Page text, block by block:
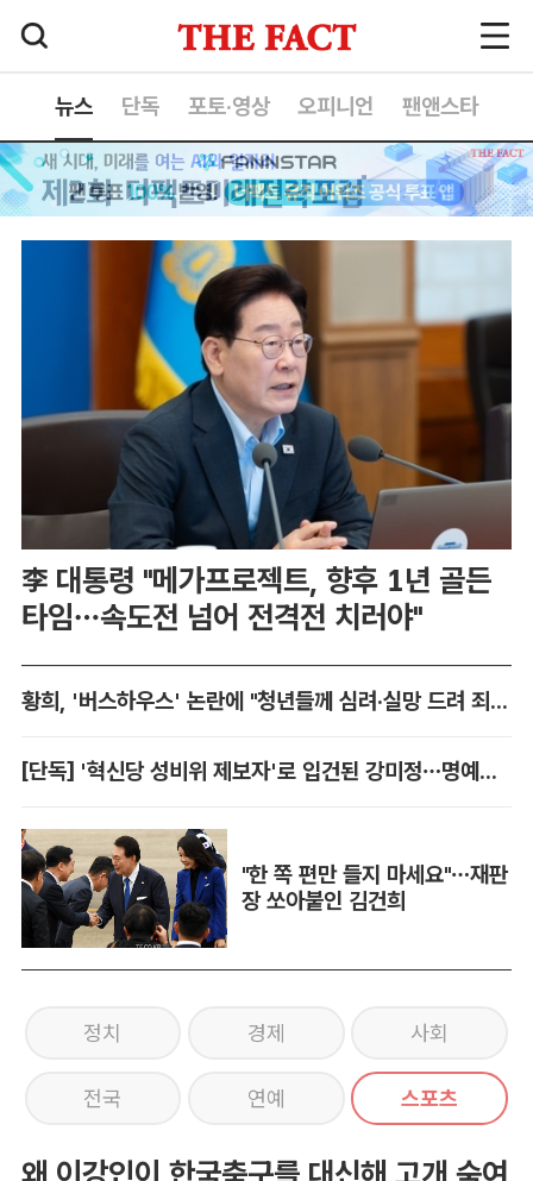
뉴스 단독 포토·영상 오피니언 팬앤스타
李 대통령 "메가프로젝트, 향후 1년 골든
타임…속도전 넘어 전격전 치러야"
황희, '버스하우스' 논란에 "청년들께 심려·실망 드려 죄송"
[단독] '혁신당 성비위 제보자'로 입건된 강미정…명예훼손 혐의 불송치
"한 쪽 편만 들지 마세요"…재판
장 쏘아붙인 김건희
정치 경제 사회
전국 연예 스포츠
왜 이강인이 한국축구를 대신해 고개 숙여